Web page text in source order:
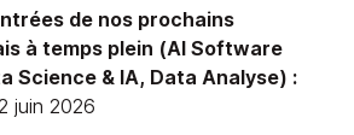
de nos prochains
à temps plein (AI Software
Science & IA, Data Analyse) :
juin 2026